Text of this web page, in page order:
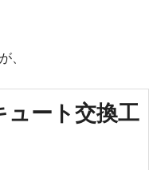
、
ュート交換工